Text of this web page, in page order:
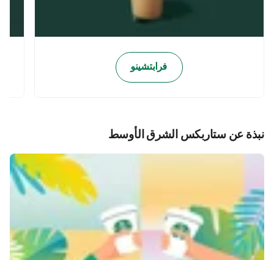
فرابتشينو
نبذة عن ستاربكس الشرق الأوسط